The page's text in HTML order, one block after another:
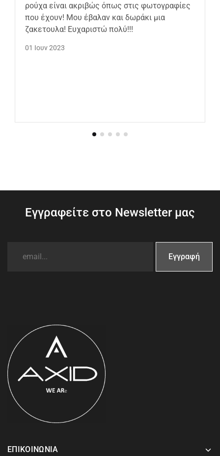
ρούχα είναι ακριβώς όπως στις φωτογραφίες
που έχουν! Μου έβαλαν και δωράκι μια
ζακετουλα! Ευχαριστώ πολύ!!!
01 Ιουν 2023
Εγγραφείτε στο Newsletter μας
ΕΠΙΚΟΙΝΩΝΙΑ